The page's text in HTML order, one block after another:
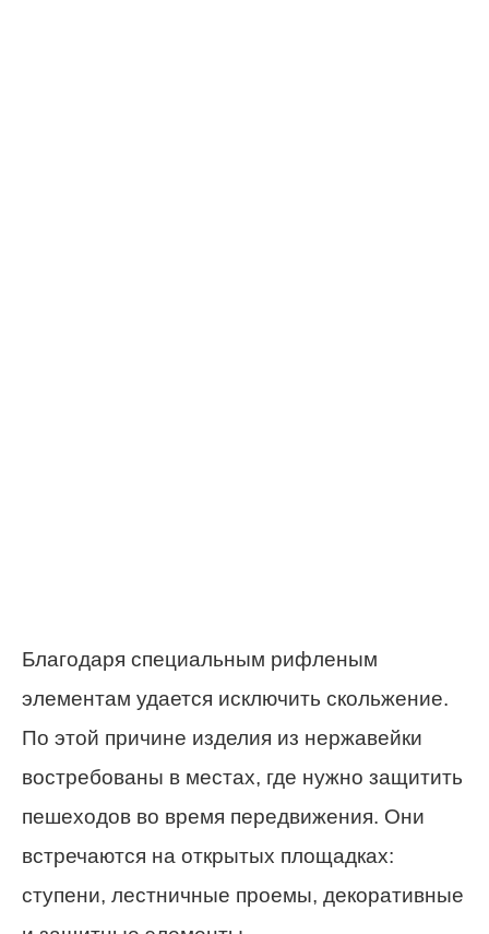
Благодаря специальным рифленым
элементам удается исключить скольжение.
По этой причине изделия из нержавейки
востребованы в местах, где нужно защитить
пешеходов во время передвижения. Они
встречаются на открытых площадках:
ступени, лестничные проемы, декоративные